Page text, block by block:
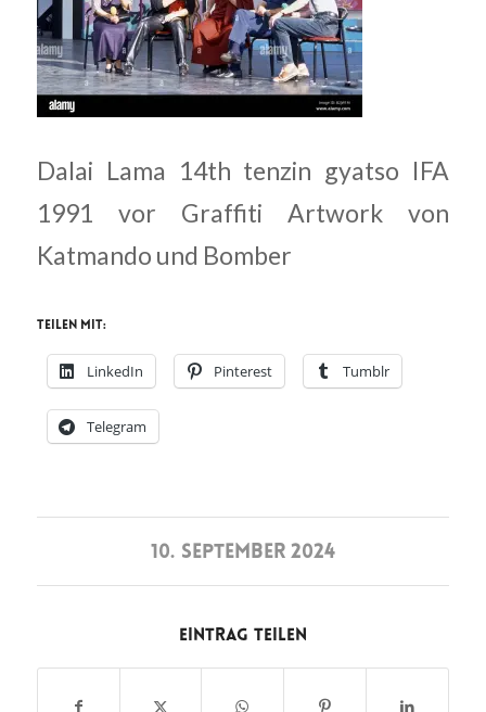
Dalai Lama 14th tenzin gyatso IFA
1991 vor Graffiti Artwork von
Katmando und Bomber
Teilen mit:
LinkedIn Pinterest Tumblr
Telegram
10. SEPTEMBER 2024
Eintrag teilen